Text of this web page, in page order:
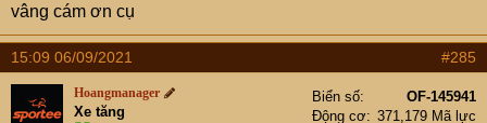
vâng cám ơn cụ
15:09 06/09/2021 #285
Hoangmanager
Xe tăng
Biển số
OF-145941
Động cơ
371,179 Mã lực